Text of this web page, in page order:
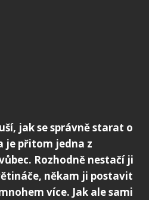
jak se správně starat o
je přitom jedna z
Rozhodně nestačí ji
někam ji postavit
více. Jak ale sami